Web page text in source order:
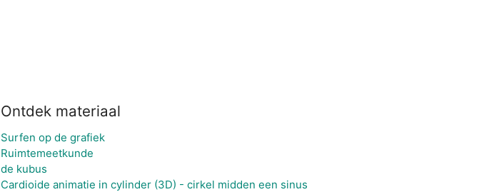
Ontdek materiaal
Surfen op de grafiek
Ruimtemeetkunde
de kubus
Cardioide animatie in cylinder (3D) - cirkel midden een sinus